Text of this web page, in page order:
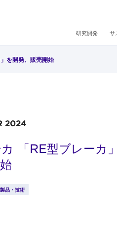
研究開発 サ
を開発、販売開始
2024
「RE型ブレーカ」
製品・技術